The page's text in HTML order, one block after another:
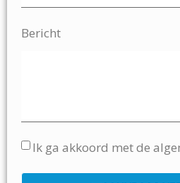
Bericht
Ik ga akkoord met de